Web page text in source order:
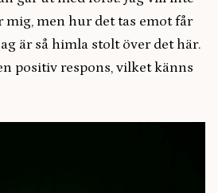
mig, men hur det tas emot får
är så himla stolt över det här.
positiv respons, vilket känns